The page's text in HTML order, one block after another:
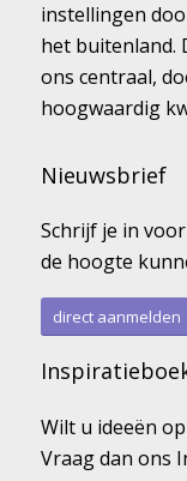
instellingen
het buitenland.
ons centraal,
hoogwaardig
Nieuwsbrief
Schrijf je in
de hoogte
direct aanmelden
Wilt u ideeën
Vraag dan ons